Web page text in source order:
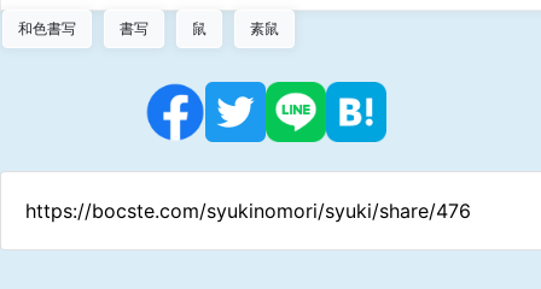
和色書写 書写 鼠 素鼠
https://bocste.com/syukinomori/syuki/share/476